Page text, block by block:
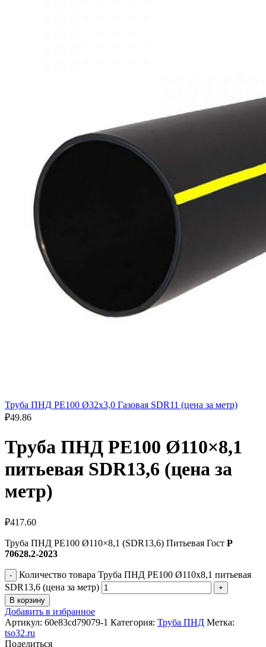
Труба ПНД РЕ100 Ø32x3,0 Газовая SDR11 (цена за метр)
₽49.86
Труба ПНД РЕ100 Ø110×8,1
питьевая SDR13,6 (цена за
метр)
₽417.60
Труба ПНД РЕ100 Ø110×8,1 (SDR13,6) Питьевая Гост Р
70628.2-2023
Количество товара Труба ПНД РЕ100 Ø110x8,1 питьевая
SDR13,6 (цена за метр)
В корзину
Добавить в избранное
Артикул: 60e83cd79079-1 Категория: Труба ПНД Метка:
tso32.ru
Поделиться